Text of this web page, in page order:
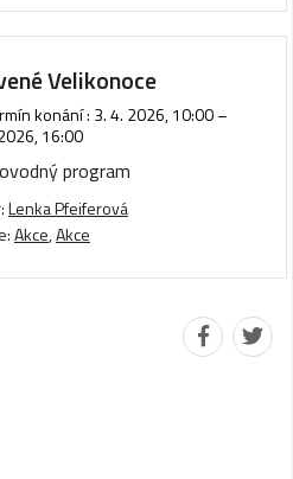
Velikonoce
konání : 3. 4. 2026, 10:00–
16:00
program
Lenka Pfeiferová
Akce,Akce